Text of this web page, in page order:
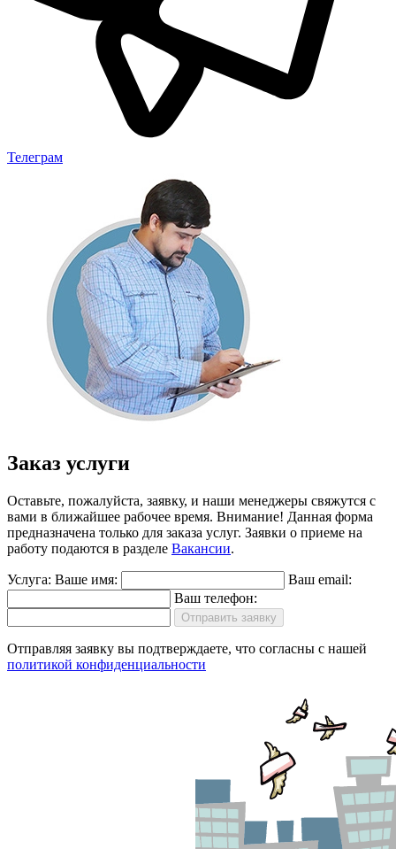
Телеграм
Заказ услуги
Оставьте, пожалуйста, заявку, и наши менеджеры свяжутся с
вами в ближайшее рабочее время. Внимание! Данная форма
предназначена только для заказа услуг. Заявки о приеме на
работу подаются в разделе Вакансии.
Услуга: Ваше имя:
Ваш email:
Ваш телефон:
Отправить заявку
Отправляя заявку вы подтверждаете, что согласны с нашей
политикой конфиденциальности